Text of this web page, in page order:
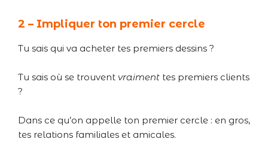
2 – Impliquer ton premier cercle
Tu sais qui va acheter tes premiers dessins ?
Tu sais où se trouvent vraiment tes premiers clients
?
Dans ce qu’on appelle ton premier cercle : en gros,
tes relations familiales et amicales.